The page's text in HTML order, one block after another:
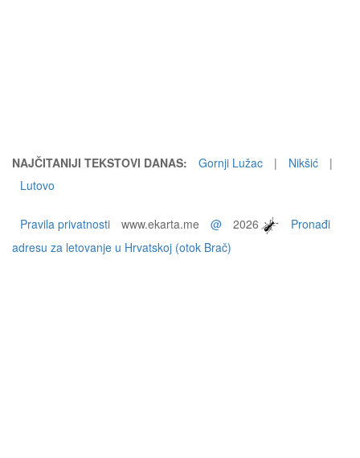
NAJČITANIJI TEKSTOVI DANAS: Gornji Lužac | Nikšić
|
Lutovo
Pravila privatnosti www.ekarta.me @ 2026
Pronađi
adresu za letovanje u Hrvatskoj (otok Brač)